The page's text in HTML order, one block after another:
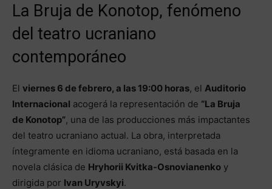
La Bruja de Konotop, fenómeno
del teatro ucraniano
contemporáneo
El viernes 6 de febrero, a las 19:00 horas, el Auditorio
Internacional acogerá la representación de “La Bruja
de Konotop”, una de las producciones más impactantes
del teatro ucraniano actual. La obra, interpretada
íntegramente en idioma ucraniano, está basada en la
novela clásica de Hryhorii Kvitka-Osnovianenko y
dirigida por Ivan Uryvskyi.